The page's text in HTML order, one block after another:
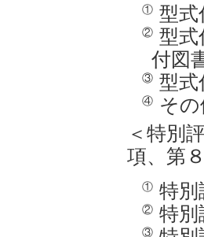
① 型式
② 型式
付図
③ 型式
④
そ
＜特別
項、第
① 特別
② 特別
③